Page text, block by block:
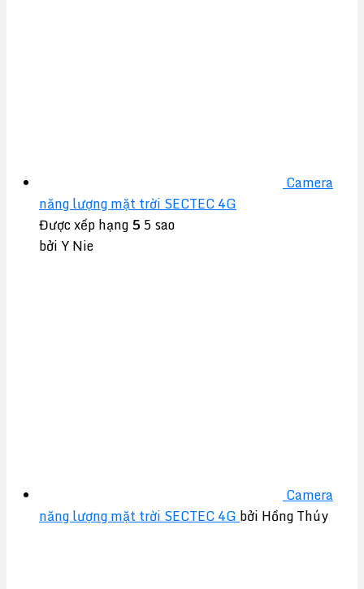
Camera
năng lượng mặt trời SECTEC 4G
Được xếp hạng5 5 sao
bởi Y Nie
Camera
năng lượng mặt trời SECTEC 4G bởi Hồng Thúy